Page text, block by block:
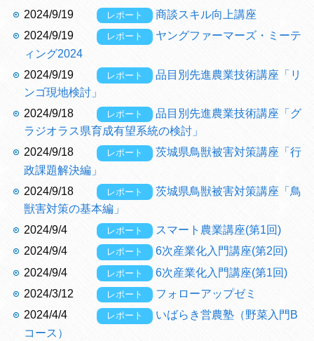
2024/9/19
レポート
商談スキル向上講座
2024/9/19
レポート
ヤングファーマーズ・ミーテ
ィング2024
2024/9/19
レポート
品目別先進農業技術講座「リ
ンゴ現地検討」
2024/9/18
レポート
品目別先進農業技術講座「グ
ラジオラス県育成有望系統の検討」
2024/9/18
レポート
茨城県鳥獣被害対策講座「行
政課題解決編」
2024/9/18
レポート
茨城県鳥獣被害対策講座「鳥
獣害対策の基本編」
2024/9/4
レポート
スマート農業講座(第1回)
2024/9/4
レポート
6次産業化入門講座(第2回)
2024/9/4
レポート
6次産業化入門講座(第1回)
2024/3/12
レポート
フォローアップゼミ
2024/4/4
レポート
いばらき営農塾（野菜入門B
コース）